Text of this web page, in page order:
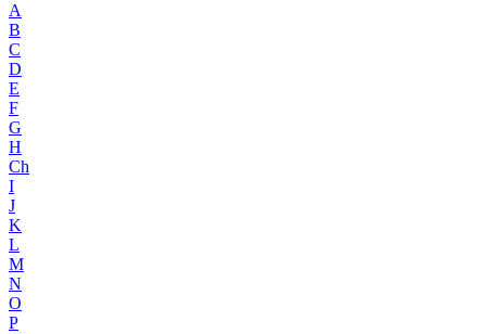
A
B
C
D
E
F
G
H
Ch
I
J
K
L
M
N
O
P